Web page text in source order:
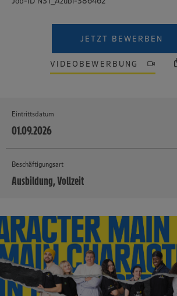
JETZT BEWERBEN
VIDEOBEWERBUNG
Eintrittsdatum
01.09.2026
Beschäftigungsart
Ausbildung, Vollzeit